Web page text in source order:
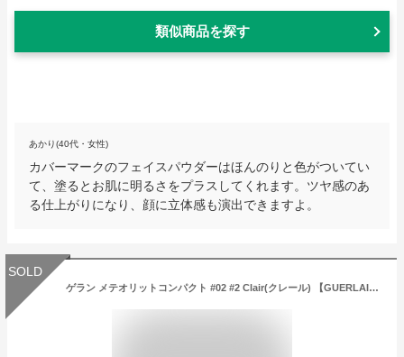
類似商品を探す
あかり(40代・女性)
カバーマークのフェイスパウダーはほんのりと色がついてい
て、塗るとお肌に明るさをプラスしてくれます。ツヤ感のあ
る仕上がりになり、顔に立体感も演出できますよ。
SOLD
ゲラン メテオリットコンパクト #02 #2 Clair(クレール) 【GUERLAIN】 【フェイスパウダー】【メール便送料無料】 (6033544)